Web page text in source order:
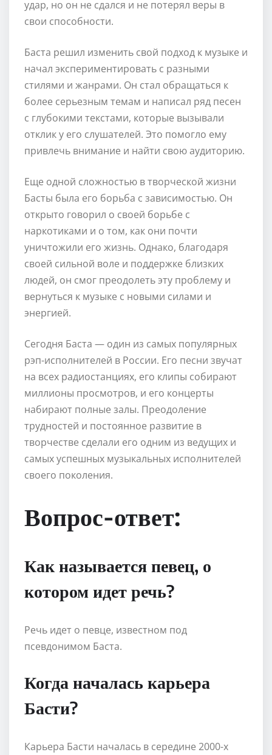
удар, но он не сдался и не потерял веры в
свои способности.
Баста решил изменить свой подход к музыке и
начал экспериментировать с разными
стилями и жанрами. Он стал обращаться к
более серьезным темам и написал ряд песен
с глубокими текстами, которые вызывали
отклик у его слушателей. Это помогло ему
привлечь внимание и найти свою аудиторию.
Еще одной сложностью в творческой жизни
Басты была его борьба с зависимостью. Он
открыто говорил о своей борьбе с
наркотиками и о том, как они почти
уничтожили его жизнь. Однако, благодаря
своей сильной воле и поддержке близких
людей, он смог преодолеть эту проблему и
вернуться к музыке с новыми силами и
энергией.
Сегодня Баста — один из самых популярных
рэп-исполнителей в России. Его песни звучат
на всех радиостанциях, его клипы собирают
миллионы просмотров, и его концерты
набирают полные залы. Преодоление
трудностей и постоянное развитие в
творчестве сделали его одним из ведущих и
самых успешных музыкальных исполнителей
своего поколения.
Вопрос-ответ:
Как называется певец, о
котором идет речь?
Речь идет о певце, известном под
псевдонимом Баста.
Когда началась карьера
Басти?
Карьера Басти началась в середине 2000-х